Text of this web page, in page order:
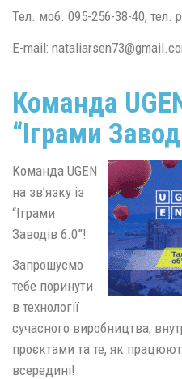
Тел. моб. 095-256-38-40, тел.
E-mail:
Команда
“Іграми
Команда UGEN
на зв’язку із
“Іграми
Заводів 6.0”!
Запрошуємо
тебе поринути
в технології
сучасного виробництва,
проєктами та те, як
всередині!